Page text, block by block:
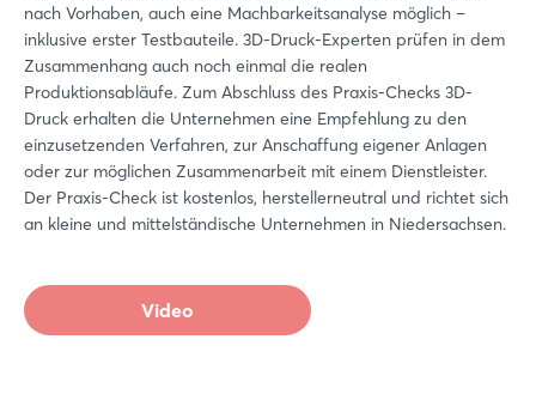
nach Vorhaben, auch eine Machbarkeitsanalyse möglich –
inklusive erster Testbauteile. 3D-Druck-Experten prüfen in dem
Zusammenhang auch noch einmal die realen
Produktionsabläufe. Zum Abschluss des Praxis-Checks 3D-
Druck erhalten die Unternehmen eine Empfehlung zu den
einzusetzenden Verfahren, zur Anschaffung eigener Anlagen
oder zur möglichen Zusammenarbeit mit einem Dienstleister.
Der Praxis-Check ist kostenlos, herstellerneutral und richtet sich
an kleine und mittelständische Unternehmen in Niedersachsen.
Video